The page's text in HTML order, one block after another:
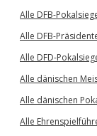
Alle DFB-
Alle DFB-
Alle DFD-
Alle dänischen
Alle dänischen
Alle